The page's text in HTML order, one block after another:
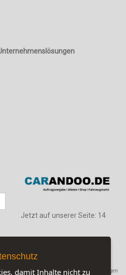
Jetzt auf unserer Seite: 14
Namen und Warenbezeichnungen
damit Inhalte nicht zu